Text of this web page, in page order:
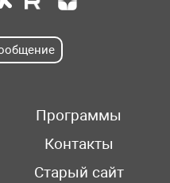
Программы
Контакты
Старый сайт